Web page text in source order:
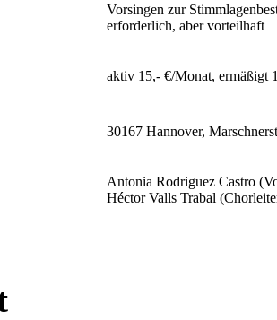
Vorsingen zur
erforderlich, aber vorteilhaft
aktiv 15,- €/Monat, ermäßigt
30167 Hannover,
Antonia Rodriguez Castro
Héctor Valls Trabal